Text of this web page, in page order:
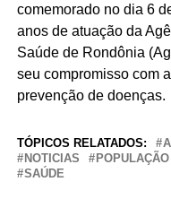
comemorado no dia 6
anos de atuação da
Saúde de Rondônia
seu compromisso com
prevenção de doenças.
TÓPICOS RELATADOS:
NOTICIAS
POPULAÇÃO
SAÚDE